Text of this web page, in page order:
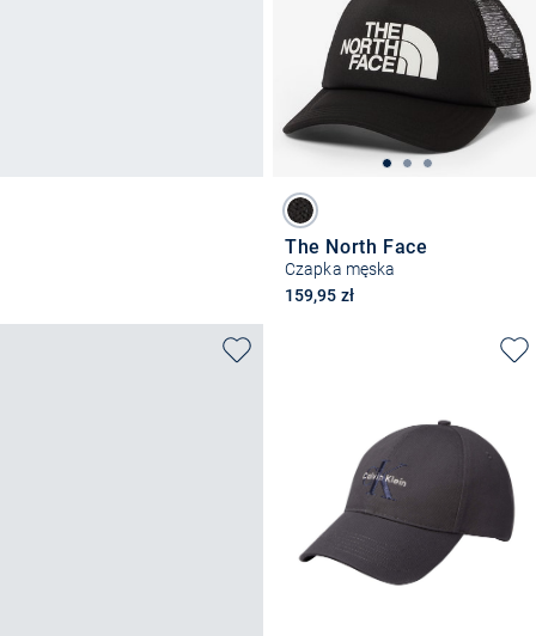
The North Face
Czapka męska
159,95 zł